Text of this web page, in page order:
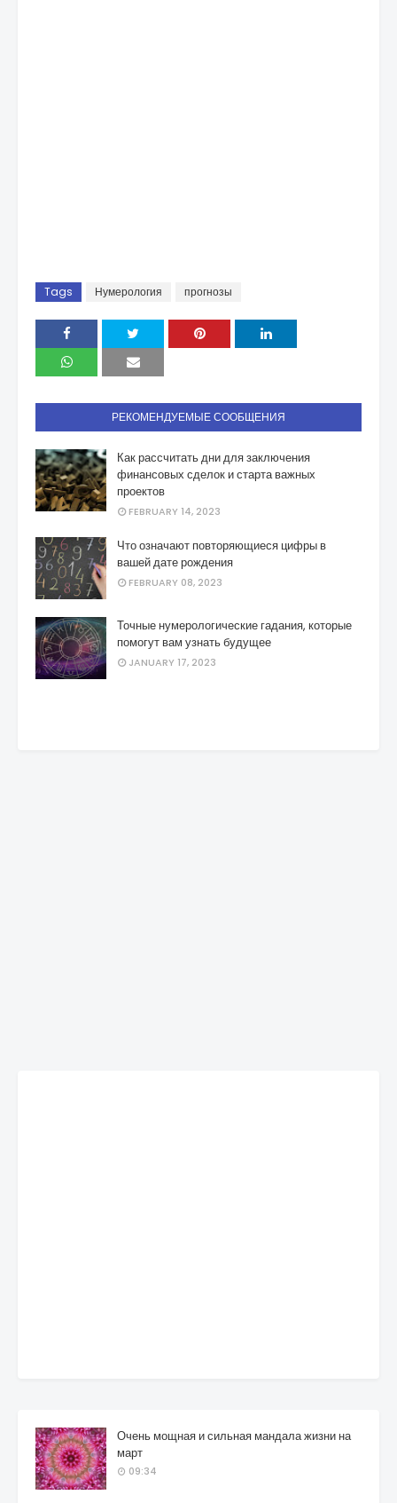
Tags Нумерология прогнозы
РЕКОМЕНДУЕМЫЕ СООБЩЕНИЯ
Как рассчитать дни для заключения
финансовых сделок и старта важных
проектов
FEBRUARY 14, 2023
Что означают повторяющиеся цифры в
вашей дате рождения
FEBRUARY 08, 2023
Точные нумерологические гадания, которые
помогут вам узнать будущее
JANUARY 17, 2023
Очень мощная и сильная мандала жизни на
март
09:34